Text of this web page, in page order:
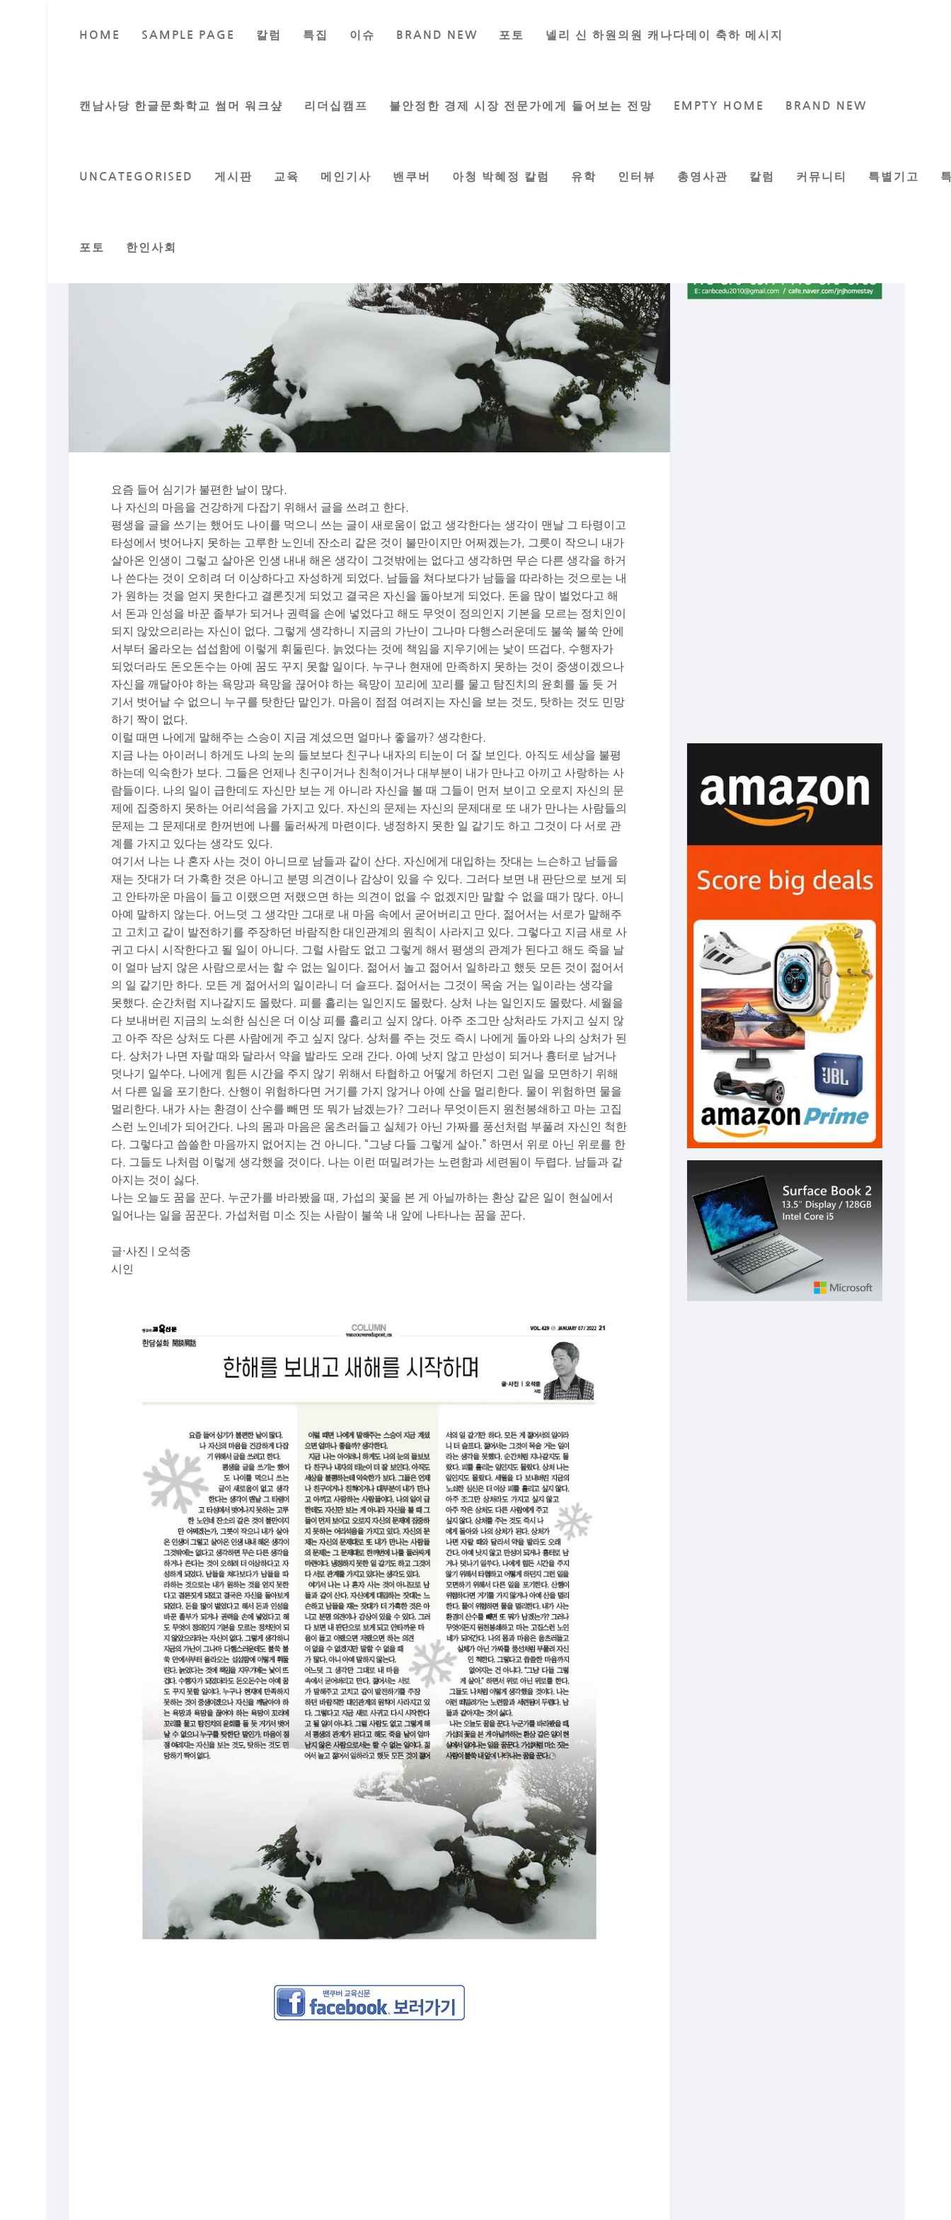
HOME SAMPLE PAGE 칼럼 특집 이슈 BRAND NEW 포토 넬리 신 하원의원 캐나다데이 축하 메시지
캔남사당 한글문화학교 썸머 워크샾 리더십캠프 불안정한 경제 시장 전문가에게 들어보는 전망 EMPTY HOME BRAND NEW
UNCATEGORISED 게시판 교육 메인기사 밴쿠버 아청 박혜정 칼럼 유학 인터뷰 총영사관 칼럼 커뮤니티 특별기고
포토 한인사회
Posted by오석중 시인 |Jan 6, 2022|칼럼,한담설화 閑談屑話
요즘 들어 심기가 불편한 날이 많다.
나 자신의 마음을 건강하게 다잡기 위해서 글을 쓰려고 한다.
평생을 글을 쓰기는 했어도 나이를 먹으니 쓰는 글이 새로움이 없고 생각한다는 생각이 맨날 그 타령이고
타성에서 벗어나지 못하는 고루한 노인네 잔소리 같은 것이 불만이지만 어쩌겠는가, 그릇이 작으니 내가
살아온 인생이 그렇고 살아온 인생 내내 해온 생각이 그것밖에는 없다고 생각하면 무슨 다른 생각을 하거
나 쓴다는 것이 오히려 더 이상하다고 자성하게 되었다. 남들을 쳐다보다가 남들을 따라하는 것으로는 내
가 원하는 것을 얻지 못한다고 결론짓게 되었고 결국은 자신을 돌아보게 되었다. 돈을 많이 벌었다고 해
서 돈과 인성을 바꾼 졸부가 되거나 권력을 손에 넣었다고 해도 무엇이 정의인지 기본을 모르는 정치인이
되지 않았으리라는 자신이 없다. 그렇게 생각하니 지금의 가난이 그나마 다행스러운데도 불쑥 불쑥 안에
서부터 올라오는 섭섭함에 이렇게 휘둘린다. 늙었다는 것에 책임을 지우기에는 낯이 뜨겁다. 수행자가
되었더라도 돈오돈수는 아예 꿈도 꾸지 못할 일이다. 누구나 현재에 만족하지 못하는 것이 중생이겠으나
자신을 깨달아야 하는 욕망과 욕망을 끊어야 하는 욕망이 꼬리에 꼬리를 물고 탐진치의 윤회를 돌 듯 거
기서 벗어날 수 없으니 누구를 탓한단 말인가. 마음이 점점 여려지는 자신을 보는 것도, 탓하는 것도 민망
하기 짝이 없다.
이럴 때면 나에게 말해주는 스승이 지금 계셨으면 얼마나 좋을까? 생각한다.
지금 나는 아이러니 하게도 나의 눈의 들보보다 친구나 내자의 티눈이 더 잘 보인다. 아직도 세상을 불평
하는데 익숙한가 보다. 그들은 언제나 친구이거나 친척이거나 대부분이 내가 만나고 아끼고 사랑하는 사
람들이다. 나의 일이 급한데도 자신만 보는 게 아니라 자신을 볼 때 그들이 먼저 보이고 오로지 자신의 문
제에 집중하지 못하는 어리석음을 가지고 있다. 자신의 문제는 자신의 문제대로 또 내가 만나는 사람들의
문제는 그 문제대로 한꺼번에 나를 둘러싸게 마련이다. 냉정하지 못한 일 같기도 하고 그것이 다 서로 관
계를 가지고 있다는 생각도 있다.
여기서 나는 나 혼자 사는 것이 아니므로 남들과 같이 산다. 자신에게 대입하는 잣대는 느슨하고 남들을
재는 잣대가 더 가혹한 것은 아니고 분명 의견이나 감상이 있을 수 있다. 그러다 보면 내 판단으로 보게 되
고 안타까운 마음이 들고 이랬으면 저랬으면 하는 의견이 없을 수 없겠지만 말할 수 없을 때가 많다. 아니
아예 말하지 않는다. 어느덧 그 생각만 그대로 내 마음 속에서 굳어버리고 만다. 젊어서는 서로가 말해주
고 고치고 같이 발전하기를 주장하던 바람직한 대인관계의 원칙이 사라지고 있다. 그렇다고 지금 새로 사
귀고 다시 시작한다고 될 일이 아니다. 그럴 사람도 없고 그렇게 해서 평생의 관계가 된다고 해도 죽을 날
이 얼마 남지 않은 사람으로서는 할 수 없는 일이다. 젊어서 놀고 젊어서 일하라고 했듯 모든 것이 젊어서
의 일 같기만 하다. 모든 게 젊어서의 일이라니 더 슬프다. 젊어서는 그것이 목숨 거는 일이라는 생각을
못했다. 순간처럼 지나갈지도 몰랐다. 피를 흘리는 일인지도 몰랐다. 상처 나는 일인지도 몰랐다. 세월을
다 보내버린 지금의 노쇠한 심신은 더 이상 피를 흘리고 싶지 않다. 아주 조그만 상처라도 가지고 싶지 않
고 아주 작은 상처도 다른 사람에게 주고 싶지 않다. 상처를 주는 것도 즉시 나에게 돌아와 나의 상처가 된
다. 상처가 나면 자랄 때와 달라서 약을 발라도 오래 간다. 아예 낫지 않고 만성이 되거나 흉터로 남거나
덧나기 일쑤다. 나에게 힘든 시간을 주지 않기 위해서 타협하고 어떻게 하던지 그런 일을 모면하기 위해
서 다른 일을 포기한다. 산행이 위험하다면 거기를 가지 않거나 아예 산을 멀리한다. 물이 위험하면 물을
멀리한다. 내가 사는 환경이 산수를 빼면 또 뭐가 남겠는가? 그러나 무엇이든지 원천봉쇄하고 마는 고집
스런 노인네가 되어간다. 나의 몸과 마음은 움츠러들고 실체가 아닌 가짜를 풍선처럼 부풀려 자신인 척한
다. 그렇다고 씁쓸한 마음까지 없어지는 건 아니다. “그냥 다들 그렇게 살아.” 하면서 위로 아닌 위로를 한
다. 그들도 나처럼 이렇게 생각했을 것이다. 나는 이런 떠밀려가는 노련함과 세련됨이 두렵다. 남들과 같
아지는 것이 싫다.
나는 오늘도 꿈을 꾼다. 누군가를 바라봤을 때, 가섭의 꽃을 본 게 아닐까하는 환상 같은 일이 현실에서
일어나는 일을 꿈꾼다. 가섭처럼 미소 짓는 사람이 불쑥 내 앞에 나타나는 꿈을 꾼다.
글·사진 | 오석중
시인